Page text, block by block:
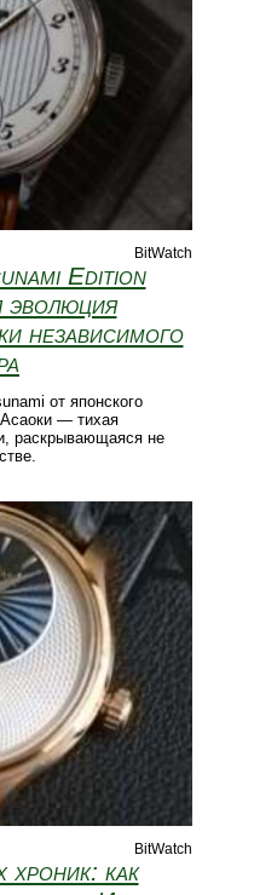
BitWatch
Edition
эволюция
независимого
от японского
— тихая
раскрывающаяся не
BitWatch
хроник: как